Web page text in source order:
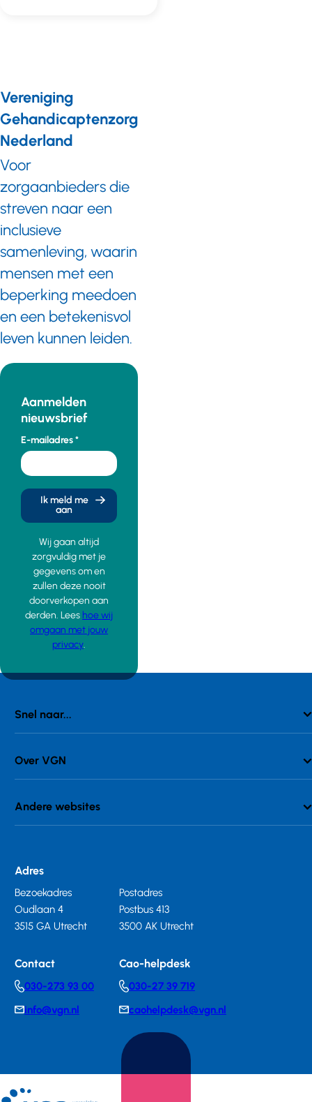
Vereniging
Gehandicaptenzorg
Nederland
Voor
zorgaanbieders die
streven naar een
inclusieve
samenleving, waarin
mensen met een
beperking meedoen
en een betekenisvol
leven kunnen leiden.
Aanmelden
nieuwsbrief
E-mailadres
Ik meld me
aan
Wij gaan altijd
zorgvuldig met je
gegevens om en
zullen deze nooit
doorverkopen aan
derden. Lees hoe wij
omgaan met jouw
privacy.
Snel naar...
Over VGN
Andere websites
Adres
Bezoekadres
Oudlaan 4
3515 GA Utrecht
Postadres
Postbus 413
3500 AK Utrecht
Contact
Telephonenumber
030-273 93 00
E-info@vgn.nl
Cao-helpdesk
Telephonenumber
030-27 39 719
E-
mail
caohelpdesk@vgn.nl